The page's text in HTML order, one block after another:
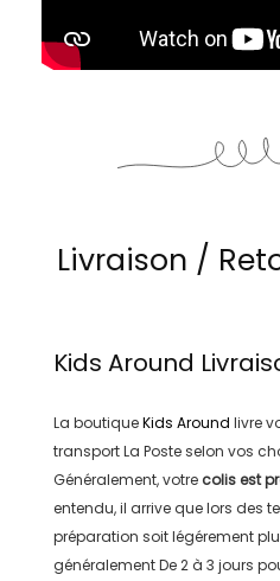
Livraison /
Kids Around
La boutiqueKids Around livre
transportLa Posteselon vos
Généralement, votre colis est
entendu, il arrive que lors des
préparation soit légérement
généralementDe 2 à 3 jours